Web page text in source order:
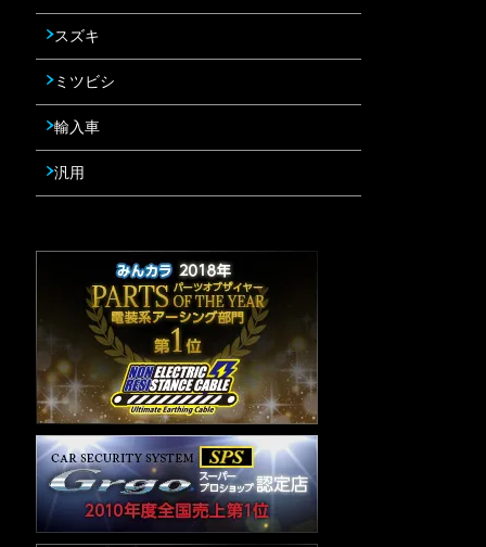
スズキ
ミツビシ
輸入車
汎用